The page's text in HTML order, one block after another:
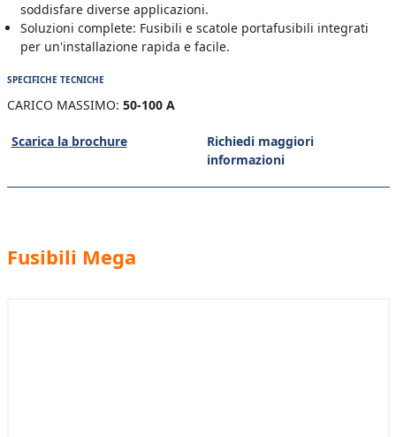
soddisfare diverse applicazioni.
Soluzioni complete: Fusibili e scatole portafusibili integrati
per un'installazione rapida e facile.
SPECIFICHE TECNICHE
CARICO MASSIMO: 50-100 A
Scarica la brochure
Richiedi maggiori
informazioni
Fusibili Mega